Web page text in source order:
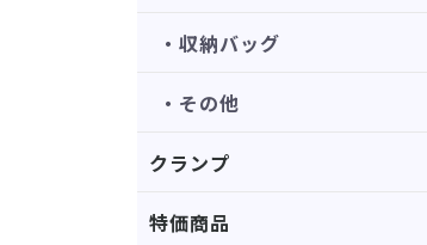
・収納バッグ
・その他
クランプ
特価商品